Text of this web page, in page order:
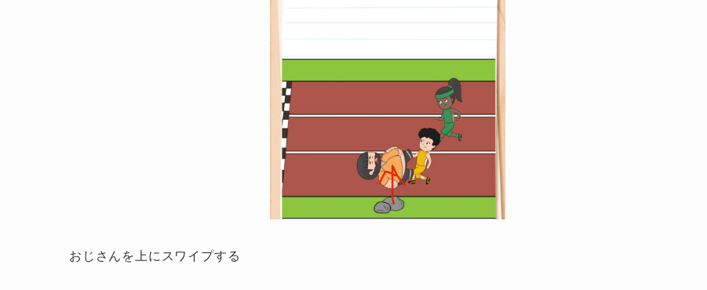
おじさんを上にスワイプする